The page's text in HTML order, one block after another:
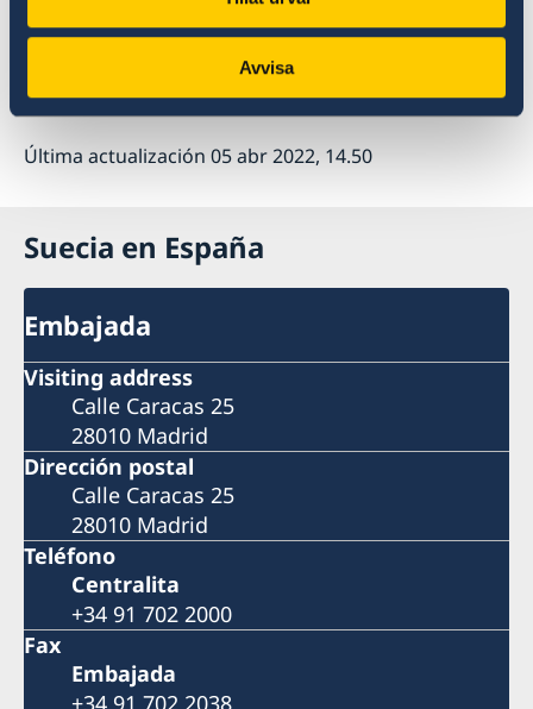
Avvisa
Viernes Santo, 15 de abril, y Lunes de
Pascua, 18 de abril.
!Os deseamos unas Felices Pascuas!
Última actualización 05 abr 2022, 14.50
Suecia en España
Embajada
Visiting address
Calle Caracas 25
28010 Madrid
Dirección postal
Calle Caracas 25
28010 Madrid
Teléfono
Centralita
+34 91 702 2000
Fax
Embajada